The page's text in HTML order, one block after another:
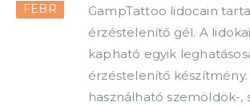
FEBR
GampTattoo lidocain
érzéstelenítő gél. A
kapható egyik
érzéstelenítő készítmény.
használható szemöldök-,